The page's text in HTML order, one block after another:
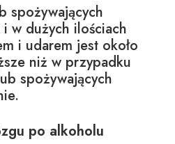
spożywających
w dużych ilościach
i udarem jest około
niż w przypadku
spożywających
po alkoholu